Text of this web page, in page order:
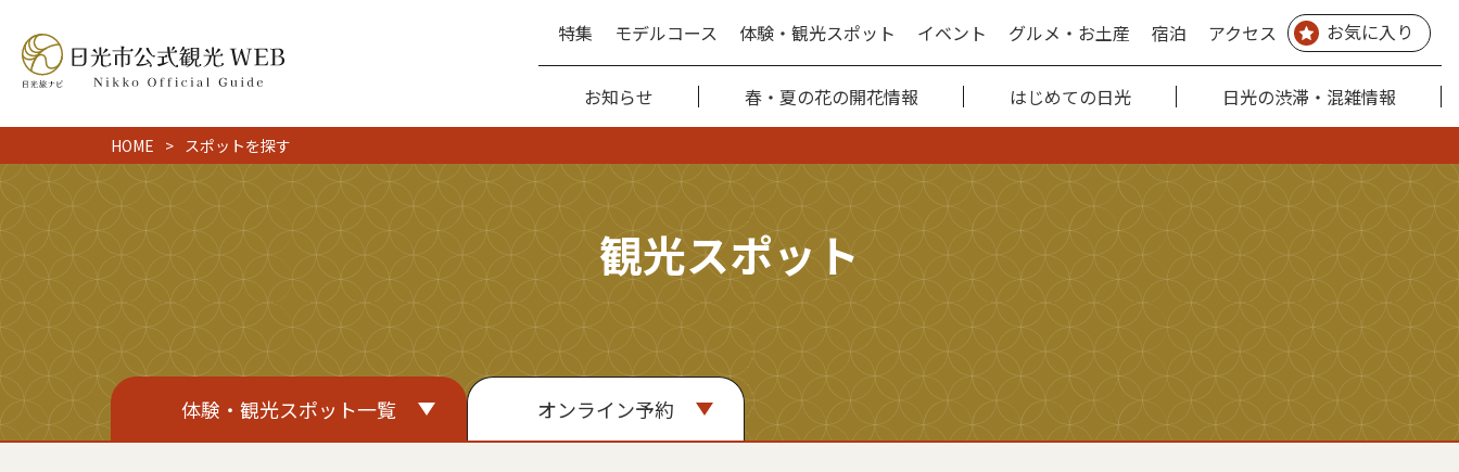
特集 モデルコース 体験・観光スポット イベント グルメ・お土産 宿泊 アクセス お気に入り
お知らせ 春・夏の花の開花情報 はじめての日光 日光の渋滞・混雑情報
HOME スポットを探す
観光スポット
体験・観光スポット一覧 オンライン予約